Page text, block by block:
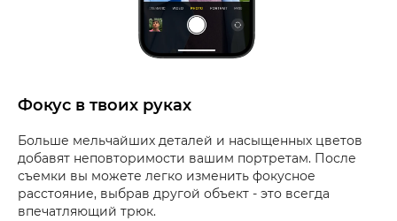
Фокус в твоих руках
Больше мельчайших деталей и насыщенных цветов
добавят неповторимости вашим портретам. После
съемки вы можете легко изменить фокусное
расстояние, выбрав другой объект - это всегда
впечатляющий трюк.